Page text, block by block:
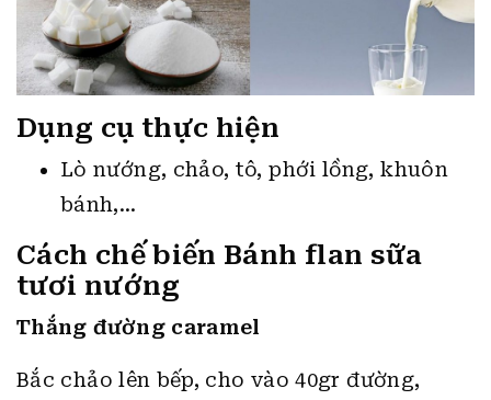
Dụng cụ thực hiện
Lò nướng, chảo, tô, phới lồng, khuôn
bánh,…
Cách chế biến Bánh flan sữa
tươi nướng
Thắng đường caramel
Bắc chảo lên bếp, cho vào 40gr đường,